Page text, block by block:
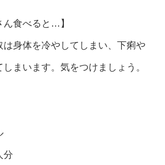
ん食べると…】
は身体を冷やしてしまい、下痢や
まいます。気をつけましょう。
分